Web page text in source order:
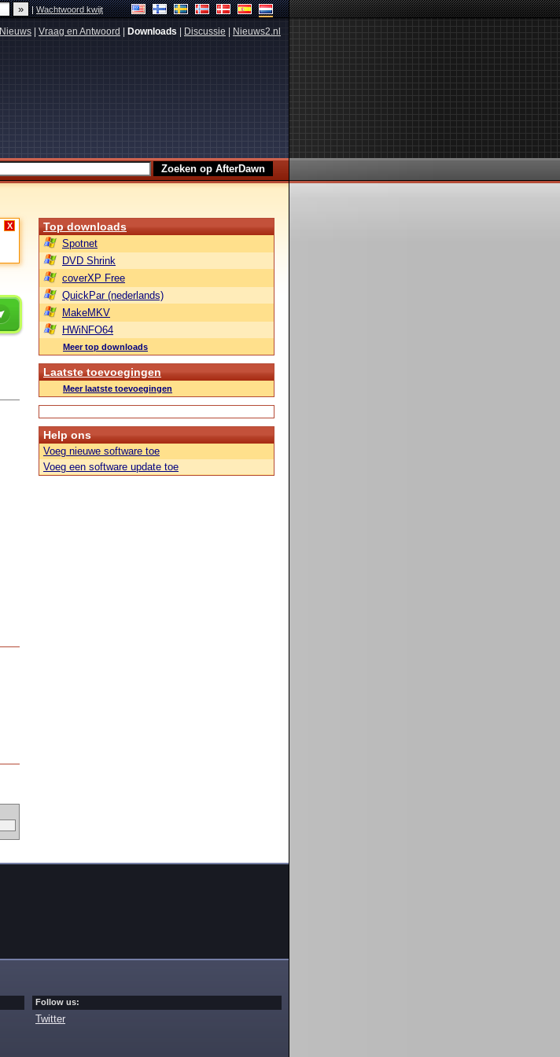
|Wachtwoord kwijt
Nieuws Vraag en Antwoord Downloads Discussie Nieuws2.nl
X Top downloads
Spotnet
DVD Shrink
coverXP Free
QuickPar (nederlands)
MakeMKV
HWiNFO64
Meer top downloads
Laatste toevoegingen
Meer laatste toevoegingen
Help ons
Voeg nieuwe software toe
Voeg een software update toe
Follow us:
Twitter